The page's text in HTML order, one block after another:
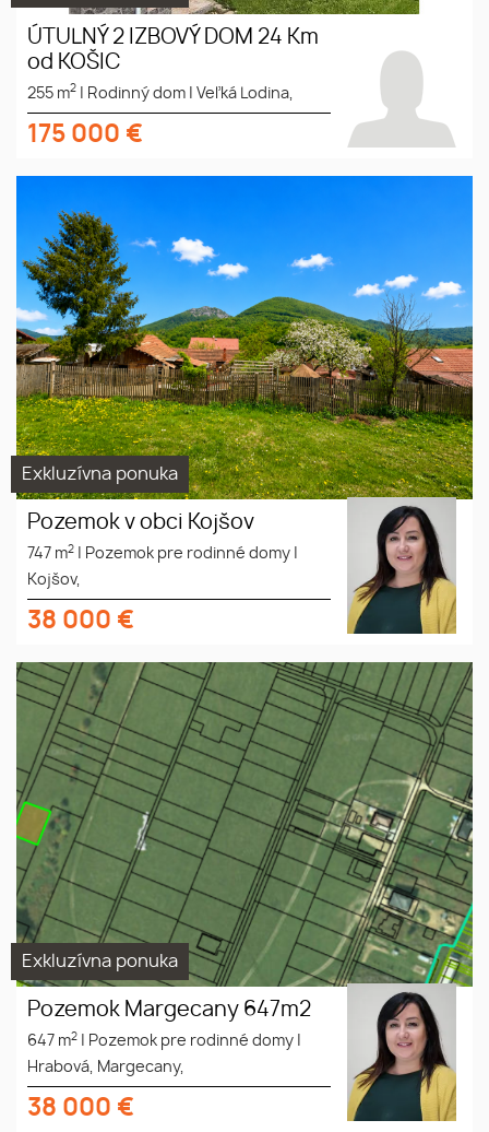
ÚTULNÝ 2 IZBOVÝ DOM 24 Km
od KOŠIC
255 m2 Rodinný dom Veľká Lodina,
175 000 €
Exkluzívna ponuka
Pozemok v obci Kojšov
747 m2 Pozemok pre rodinné domy
Kojšov,
38 000 €
Exkluzívna ponuka
Pozemok Margecany 647m2
647 m2 Pozemok pre rodinné domy
Hrabová, Margecany,
38 000 €